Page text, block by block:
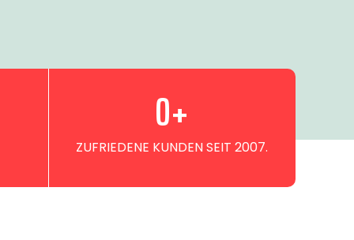
ZUFRIEDENE KUNDEN SEIT 2007.
0+